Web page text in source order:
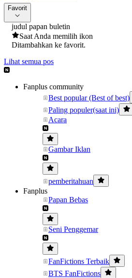
Favorit
judul papan buletin
Saat Anda memilih ikon
Ditambahkan ke favorit.
Lihat semua pos
Fanplus community
Best popular (Best of best)
Paling populer(saat ini)
Acara
Gambar Iklan
pemberitahuan
Fanplus
Papan Bebas
Seni Penggemar
FanFictions Terbaik
BTS FanFictions